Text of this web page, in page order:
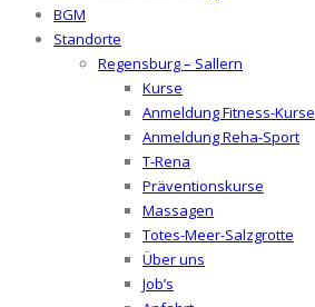
BGM
Standorte
Regensburg – Sallern
Kurse
Anmeldung Fitness-Kurse
Anmeldung Reha-Sport
T-Rena
Präventionskurse
Massagen
Totes-Meer-Salzgrotte
Über uns
Job’s